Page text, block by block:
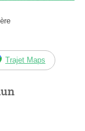
Trajet Maps